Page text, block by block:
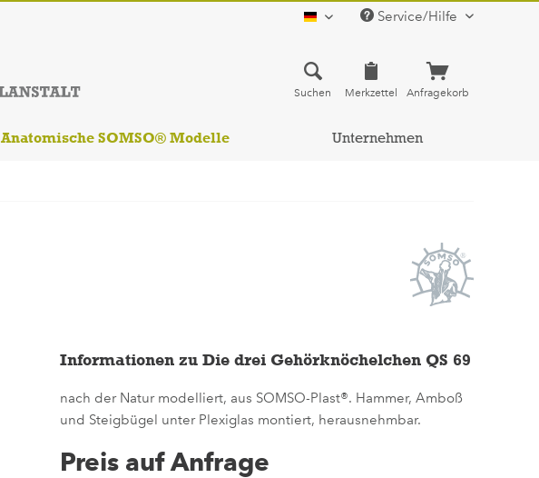
deutsch Service/Hilfe
Suchen Merkzettel Anfragekorb
Anatomische SOMSO® Modelle Unternehmen
Informationen zu Die drei Gehörknöchelchen QS 69
nach der Natur modelliert, aus SOMSO-Plast®. Hammer, Amboß
und Steigbügel unter Plexiglas montiert, herausnehmbar.
Preis auf Anfrage